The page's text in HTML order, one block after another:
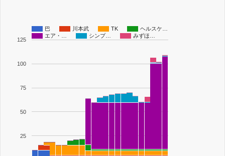
巴 川本武 TK
ヘルスケ…
エア・…
シンプ… みずほ…
25
50
75
100
125